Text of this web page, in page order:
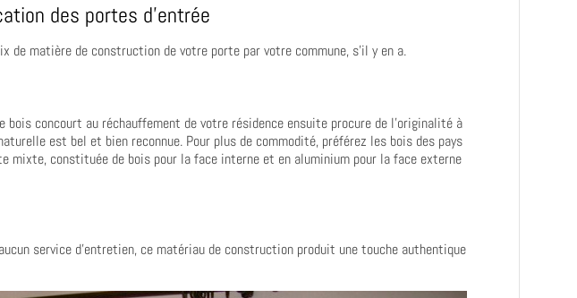
des portes d’entrée
de matière de construction de votre porte par votre commune, s’il y en a.
bois concourt au réchauffement de votre résidence ensuite procure de l’originalité à
est bel et bien reconnue. Pour plus de commodité, préférez les bois des pays
mixte, constituée de bois pour la face interne et en aluminium pour la face externe
service d’entretien, ce matériau de construction produit une touche authentique